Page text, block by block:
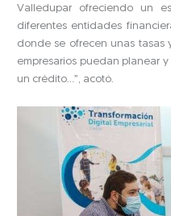
Valledupar ofreciendo un
diferentes entidades
donde se ofrecen unas tasas
empresarios puedan planear
un crédito…”, acotó.